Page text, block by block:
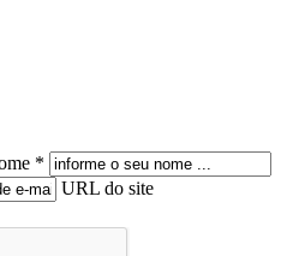
*
URL do site